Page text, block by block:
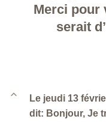
Merci pour
serait
B
Le jeudi 13
dit: Bonjour, Je